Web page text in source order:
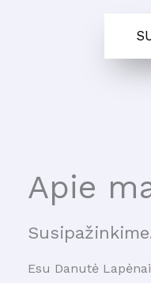
Apie
Esu Danutė